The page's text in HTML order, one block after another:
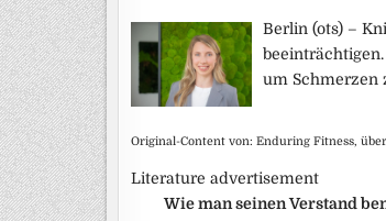
Berlin (ots) –
um Schmerzen
Original-Content von: Enduring Fitness,
Literature advertisement
Wie man seinen Verstand